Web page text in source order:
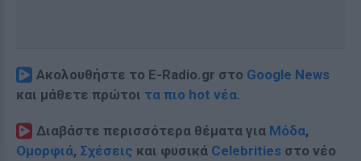
Ακολουθήστε το E-Radio.gr στο Google News
και μάθετε πρώτοι τα πιο hot νέα.
Διαβάστε περισσότερα θέματα για Μόδα,
Ομορφιά, Σχέσεις και φυσικά Celebrities στο νέο